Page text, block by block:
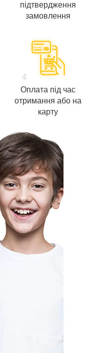
підтвердження
замовлення
4
Оплата під час
отримання або на
карту